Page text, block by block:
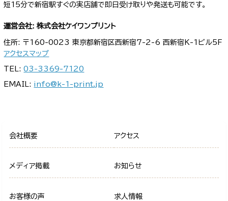
短15分で新宿駅すぐの実店舗で即日受け取りや発送も可能です。
運営会社: 株式会社ケイワンプリント
住所: 〒160-0023 東京都新宿区西新宿7-2-6 西新宿K-1ビル5F
アクセスマップ
TEL:03-3369-7120
EMAIL: info@k-1-print.jp
会社概要 アクセス
メディア掲載 お知らせ
お客様の声 求人情報